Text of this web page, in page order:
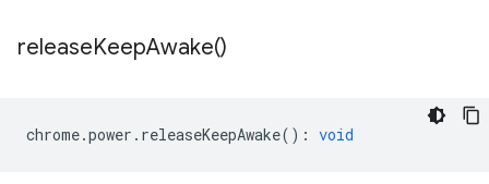
releaseKeepAwake()
chrome.power . releaseKeepAwake() : void